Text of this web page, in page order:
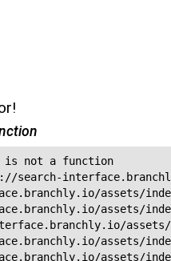
is not a function
search-
assets/
assets/
assets/
assets/